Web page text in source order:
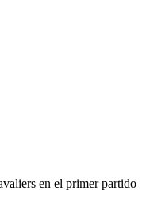
en el primer partido